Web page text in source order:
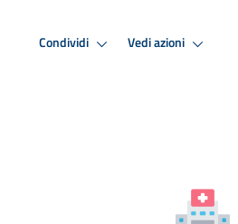
Condividi Vedi azioni